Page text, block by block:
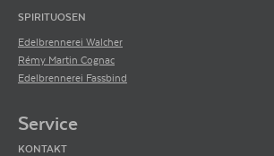
SPIRITUOSEN
Edelbrennerei Walcher
Rémy Martin Cognac
Edelbrennerei Fassbind
Service
KONTAKT